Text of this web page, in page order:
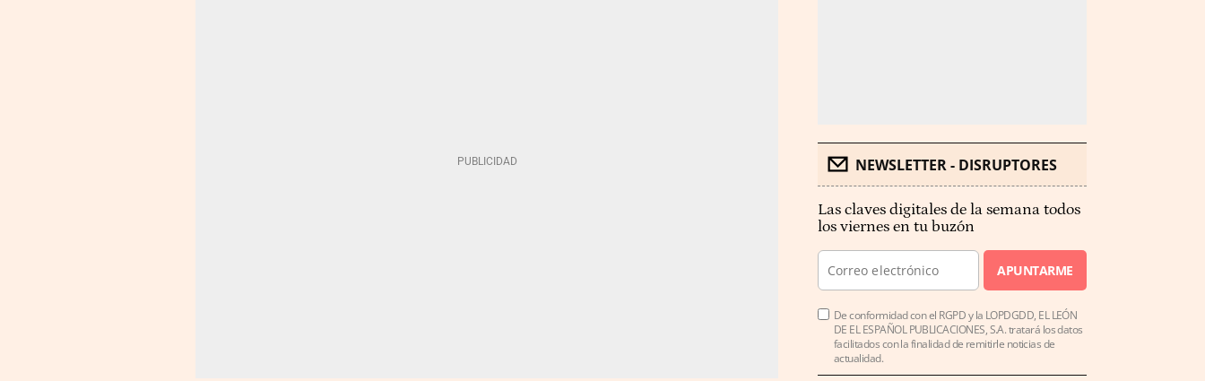
NEWSLETTER - DISRUPTORES
Las claves digitales de la semana todos
los viernes en tu buzón
APUNTARME
De conformidad con el RGPD y la LOPDGDD, EL LEÓN
DE EL ESPAÑOL PUBLICACIONES, S.A. tratará los datos
facilitados con la finalidad de remitirle noticias de
actualidad.